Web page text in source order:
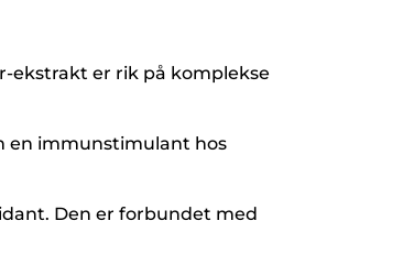
er rik på komplekse
en immunstimulant hos
Den er forbundet med